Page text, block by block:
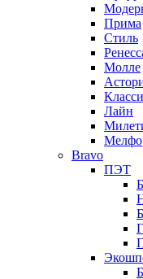
Прима
Стиль
Молле
Лайн
Bravo
ПЭТ